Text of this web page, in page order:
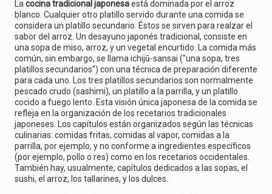
La cocina tradicional japonesaestá dominada por el arroz
blanco. Cualquier otro platillo servido durante una comida se
considera un platillo secundario. Éstos se sirven para realzar el
sabor del arroz. Un desayuno japonés tradicional, consiste en
una sopa de miso, arroz, y un vegetal encurtido. La comida más
común, sin embargo, se llama ichijū-sansai ("una sopa, tres
platillos secundarios") con una técnica de preparación diferente
para cada uno. Los tres platillos secundarios son normalmente
pescado crudo (sashimi), un platillo a la parrilla, y un platillo
cocido a fuego lento. Esta visión única japonesa de la comida se
refleja en la organización de los recetarios tradicionales
japoneses. Los capítulos están organizados según las técnicas
culinarias: comidas fritas, comidas al vapor, comidas a la
parrilla, por ejemplo, y no conforme a ingredientes específicos
(por ejemplo, pollo o res) como en los recetarios occidentales.
También hay, usualmente, capítulos dedicados a las sopas, el
sushi, el arroz, los tallarines, y los dulces.